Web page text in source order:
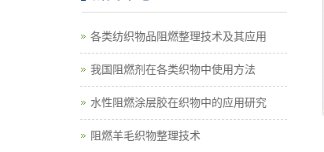
各类纺织物品阻燃整理技术及其应用
我国阻燃剂在各类织物中使用方法
水性阻燃涂层胶在织物中的应用研究
阻燃羊毛织物整理技术